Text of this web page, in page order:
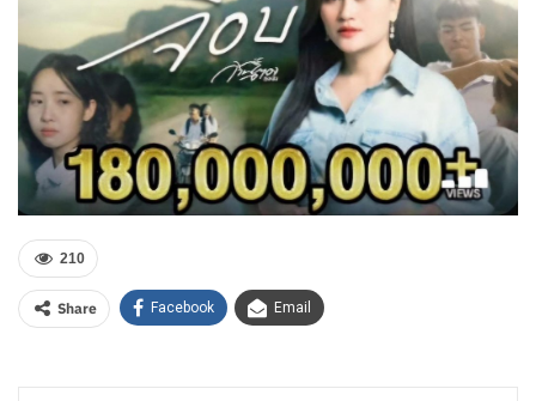
210
Share Facebook Email